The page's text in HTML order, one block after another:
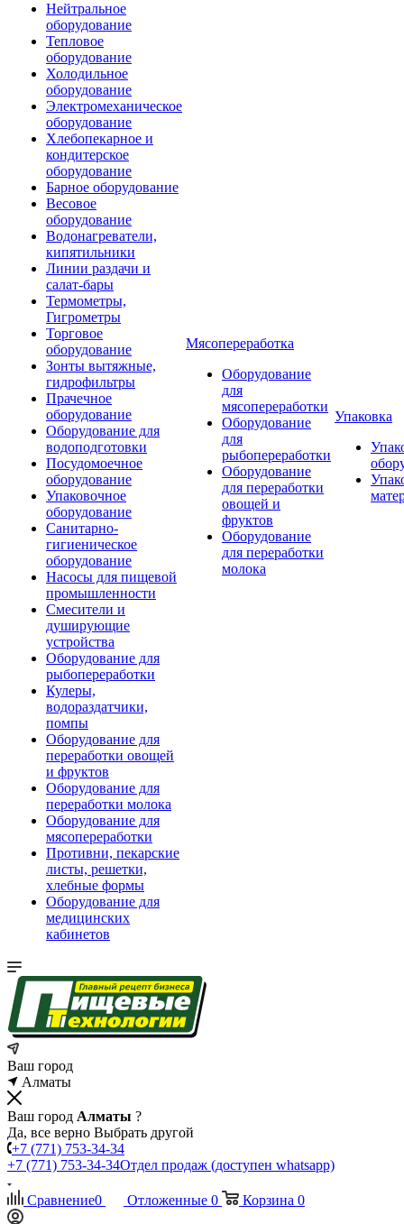
Нейтральное
оборудование
Тепловое
оборудование
Холодильное
оборудование
Электромеханическое
оборудование
Хлебопекарное и
кондитерское
оборудование
Барное оборудование
Весовое
оборудование
Водонагреватели,
кипятильники
Линии раздачи и
салат-бары
Термометры,
Гигрометры
Торговое
оборудование
Зонты вытяжные,
гидрофильтры
Прачечное
оборудование
Оборудование для
водоподготовки
Посудомоечное
оборудование
Упаковочное
оборудование
Санитарно-
гигиеническое
оборудование
Насосы для пищевой
промышленности
Смесители и
душирующие
устройства
Оборудование для
рыбопереработки
Кулеры,
водораздатчики,
помпы
Оборудование для
переработки овощей
и фруктов
Оборудование для
переработки молока
Оборудование для
мясопереработки
Противни, пекарские
листы, решетки,
хлебные формы
Оборудование для
медицинских
кабинетов
Мясопереработка
Оборудование
для
мясопереработки
Оборудование
для
рыбопереработки
Оборудование
для переработки
овощей и
фруктов
Оборудование
для переработки
молока
Упаковка
Ваш город
Алматы
Ваш город Алматы ?
Да, все верно Выбрать другой
+7 (771) 753-34-34
+7 (771) 753-34-34Отдел продаж (доступен whatsapp)
Сравнение0 Отложенные 0 Корзина 0